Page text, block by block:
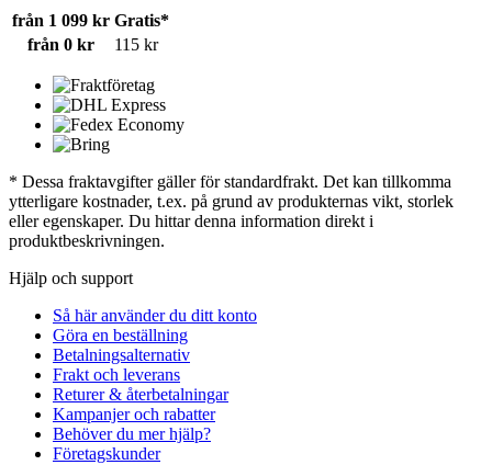
från 1 099 kr Gratis*
från 0 kr
115 kr
* Dessa fraktavgifter gäller för standardfrakt. Det kan tillkomma
ytterligare kostnader, t.ex. på grund av produkternas vikt, storlek
eller egenskaper. Du hittar denna information direkt i
produktbeskrivningen.
Hjälp och support
Så här använder du ditt konto
Göra en beställning
Betalningsalternativ
Frakt och leverans
Returer & återbetalningar
Kampanjer och rabatter
Behöver du mer hjälp?
Företagskunder